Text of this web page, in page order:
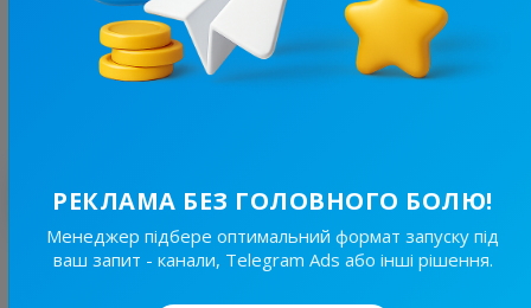
Ціна реклами
Без вид..
Найкращі за темою
19.7K/
4.6K
РЕКЛАМА БЕЗ ГОЛОВНОГО БОЛЮ!
Менеджер підбере оптимальний формат запуску під
ваш запит - канали, Telegram Ads або інші рішення.